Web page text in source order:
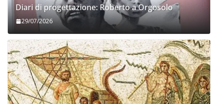
Diari di progettazione: Roberto a Orgosolo
29/07/2026